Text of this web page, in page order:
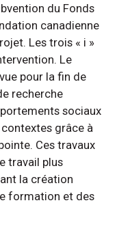
du Fonds
canadienne
Les trois « i »
Le
pour la fin de
recherche
sociaux
grâce à
Ces travaux
travail plus
la création
formation et des